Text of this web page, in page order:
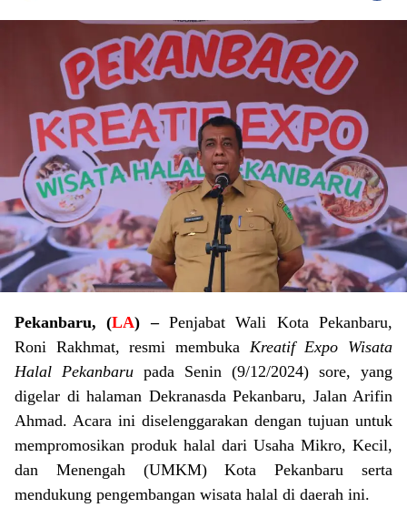
Pekanbaru, (LA) –Penjabat Wali Kota Pekanbaru,
Roni Rakhmat, resmi membuka Kreatif Expo Wisata
Halal Pekanbaru pada Senin (9/12/2024) sore, yang
digelar di halaman Dekranasda Pekanbaru, Jalan Arifin
Ahmad. Acara ini diselenggarakan dengan tujuan untuk
mempromosikan produk halal dari Usaha Mikro, Kecil,
dan Menengah (UMKM) Kota Pekanbaru serta
mendukung pengembangan wisata halal di daerah ini.